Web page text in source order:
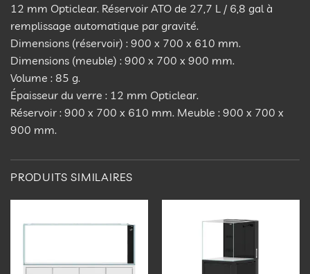
12 mm Opticlear. Réservoir ATO de 27,7 L / 6,8 gal à
remplissage automatique par gravité.
Dimensions (réservoir) : 900 x 700 x 610 mm.
Dimensions (meuble) : 900 x 700 x 900 mm.
Volume : 85 g.
Épaisseur du verre : 12 mm Opticlear.
Réservoir : 900 x 700 x 610 mm. Meuble : 900 x 700 x
900 mm.
PRODUITS SIMILAIRES
Ajouter
d’envies